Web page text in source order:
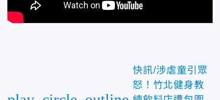
快訊/涉虐童引眾
怒！竹北健身教